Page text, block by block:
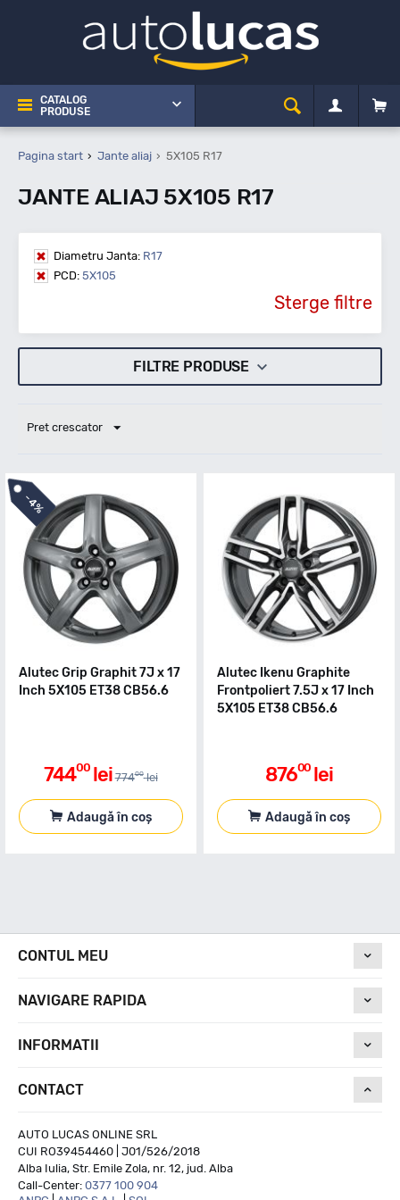
CATALOG
PRODUSE
Pagina start Jante aliaj 5X105 R17
JANTE ALIAJ 5X105 R17
Diametru Janta: R17
PCD: 5X105
Sterge filtre
FILTRE PRODUSE
Pret crescator
-
4%
Alutec Grip Graphit 7J x 17
Inch 5X105 ET38 CB56.6
74400 lei 77400 lei
Adaugă în coș
Alutec Ikenu Graphite
Frontpoliert 7.5J x 17 Inch
5X105 ET38 CB56.6
87600 lei
Adaugă în coș
CONTUL MEU
NAVIGARE RAPIDA
INFORMATII
CONTACT
AUTO LUCAS ONLINE SRL
CUI RO39454460 | J01/526/2018
Alba Iulia, Str. Emile Zola, nr. 12, jud. Alba
Call-Center: 0377 100 904